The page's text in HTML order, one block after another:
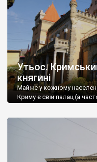
Утьос.
княгині
Майже у кожному
Криму є свій палац (а